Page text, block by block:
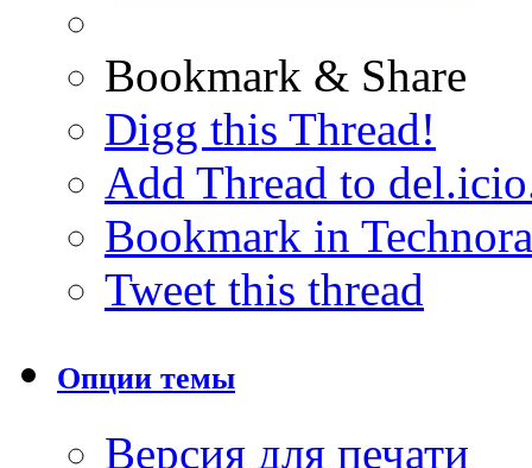
Bookmark & Share
Digg this Thread!
Add Thread to
Bookmark in
Tweet this thread
Опции темы
Версия для печати